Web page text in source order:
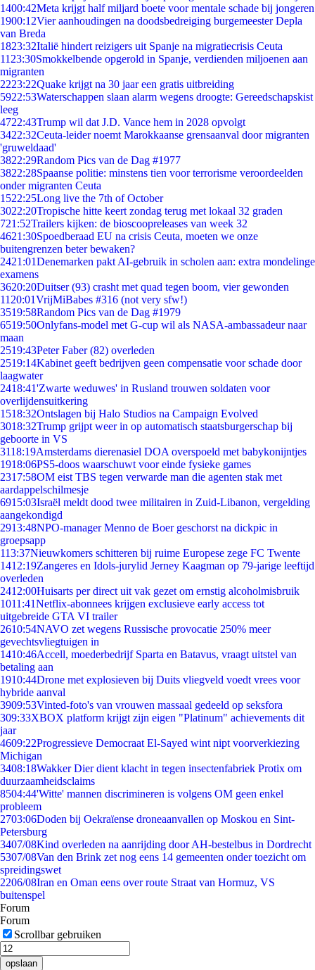
1400:42Meta krijgt half miljard boete voor mentale schade bij jongeren
1900:12Vier aanhoudingen na doodsbedreiging burgemeester Depla
van Breda
1823:32Italië hindert reizigers uit Spanje na migratiecrisis Ceuta
11 23:30Smokkelbende opgerold in Spanje, verdienden miljoenen aan
migranten
2223:22Quake krijgt na 30 jaar een gratis uitbreiding
5922:53Waterschappen slaan alarm wegens droogte: Gereedschapskist
leeg
4722:43Trump wil dat J.D. Vance hem in 2028 opvolgt
3422:32Ceuta-leider noemt Marokkaanse grensaanval door migranten
'gruweldaad'
3822:29Random Pics van de Dag #1977
3822:28Spaanse politie: minstens tien voor terrorisme veroordeelden
onder migranten Ceuta
1522:25Long live the 7th of October
3022:20Tropische hitte keert zondag terug met lokaal 32 graden
721:52Trailers kijken: de bioscoopreleases van week 32
4621:30Spoedberaad EU na crisis Ceuta, moeten we onze
buitengrenzen beter bewaken?
2421:01Denemarken pakt AI-gebruik in scholen aan: extra mondelinge
examens
3620:20Duitser (93) crasht met quad tegen boom, vier gewonden
11 20:01VrijMiBabes #316 (not very sfw!)
3519:58Random Pics van de Dag #1979
6519:50Onlyfans-model met G-cup wil als NASA-ambassadeur naar
maan
2519:43Peter Faber (82) overleden
2519:14Kabinet geeft bedrijven geen compensatie voor schade door
laagwater
2418:41'Zwarte weduwes' in Rusland trouwen soldaten voor
overlijdensuitkering
1518:32Ontslagen bij Halo Studios na Campaign Evolved
3018:32Trump grijpt weer in op automatisch staatsburgerschap bij
geboorte in VS
3118:19Amsterdams dierenasiel DOA overspoeld met babykonijntjes
1918:06PS5-doos waarschuwt voor einde fysieke games
2317:58OM eist TBS tegen verwarde man die agenten stak met
aardappelschilmesje
6915:03Israël meldt dood twee militairen in Zuid-Libanon, vergelding
aangekondigd
2913:48NPO-manager Menno de Boer geschorst na dickpic in
groepsapp
113:37Nieuwkomers schitteren bij ruime Europese zege FC Twente
1412:19Zangeres en Idols-jurylid Jerney Kaagman op 79-jarige leeftijd
overleden
2412:00Huisarts per direct uit vak gezet om ernstig alcoholmisbruik
1011:41Netflix-abonnees krijgen exclusieve early access tot
uitgebreide GTA VI trailer
2610:54NAVO zet wegens Russische provocatie 250% meer
gevechtsvliegtuigen in
1410:46Accell, moederbedrijf Sparta en Batavus, vraagt uitstel van
betaling aan
1910:44Drone met explosieven bij Duits vliegveld voedt vrees voor
hybride aanval
3909:53Vinted-foto's van vrouwen massaal gedeeld op seksfora
309:33XBOX platform krijgt zijn eigen "Platinum" achievements dit
jaar
4609:22Progressieve Democraat El-Sayed wint nipt voorverkiezing
Michigan
3408:18Wakker Dier dient klacht in tegen insectenfabriek Protix om
duurzaamheidsclaims
8504:44'Witte' mannen discrimineren is volgens OM geen enkel
probleem
2703:06Doden bij Oekraïense droneaanvallen op Moskou en Sint-
Petersburg
3407/08Kind overleden na aanrijding door AH-bestelbus in Dordrecht
5307/08Van den Brink zet nog eens 14 gemeenten onder toezicht om
spreidingswet
2206/08Iran en Oman eens over route Straat van Hormuz, VS
buitenspel
Forum
Forum
Scrollbar gebruiken
opslaan